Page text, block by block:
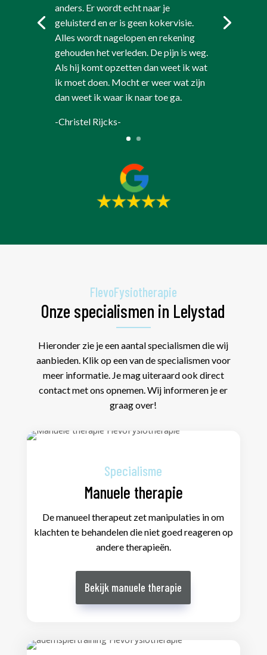
anders. Er wordt echt naar je
geluisterd en er is geen kokervisie.
Alles wordt nagelopen en rekening
gehouden het verleden. De pijn is weg.
Als hij komt opzetten dan weet ik wat
ik moet doen. Mocht er weer wat zijn
dan weet ik waar ik naar toe ga.
-Christel Rijcks-
FlevoFysiotherapie
Onze specialismen in Lelystad
Hieronder zie je een aantal specialismen die wij
aanbieden. Klik op een van de specialismen voor
meer informatie. Je mag uiteraard ook direct
contact met ons opnemen. Wij informeren je er
graag over!
Specialisme
Manuele therapie
De manueel therapeut zet manipulaties in om
klachten te behandelen die niet goed reageren op
andere therapieën.
Bekijk manuele therapie